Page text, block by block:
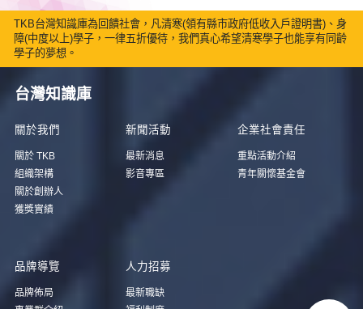
TKB台灣知識庫為回饋社會，凡清寒(領有縣市政府低收入戶證明書)、身
障(中度以上)學子，一律五折優待，我們真心希望清寒學子也能享有同齡
學子的夢想。
台灣知識庫
關於我們
關於 TKB
組織架構
關於創辦人
獲獎實績
新聞活動
最新消息
影音專區
企業社會責任
重點活動介紹
青年關懷基金會
品牌導覽
品牌佈局
人力招募
最新職缺